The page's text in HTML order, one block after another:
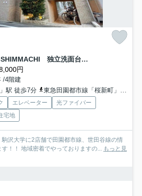
SOCIETY SAKURA-SHIMMACHI 独立洗面台 オートロック
円
/4階建
駅 徒歩7分
東急田園都市線「桜新町」駅 徒歩17分
エレベーター
光ファイバー
宅地
駒沢大学に2店舗で田園都市線、世田谷線の情
！！ 地域密着でやっておりますの... もっと見